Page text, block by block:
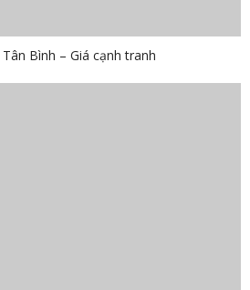
Bình – Giá cạnh tranh